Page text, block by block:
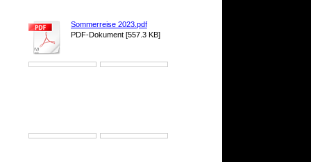
Sommerreise 2023.pdf
PDF-Dokument [557.3 KB]